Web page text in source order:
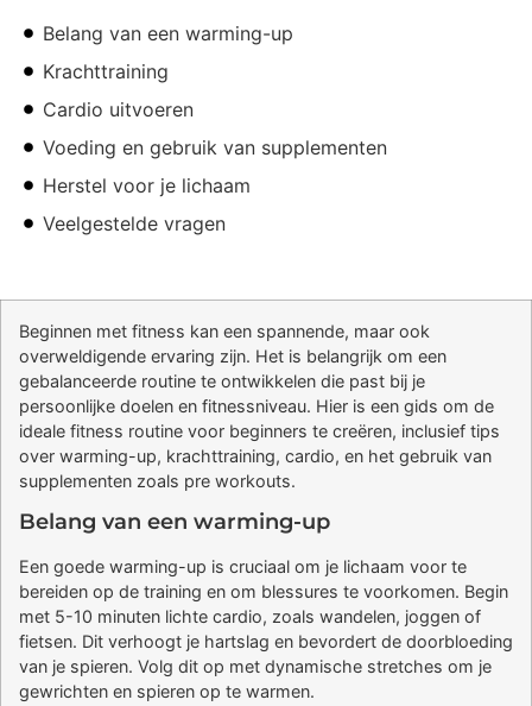
Belang van een warming-up
Krachttraining
Cardio uitvoeren
Voeding en gebruik van supplementen
Herstel voor je lichaam
Veelgestelde vragen
Beginnen met fitness kan een spannende, maar ook
overweldigende ervaring zijn. Het is belangrijk om een
gebalanceerde routine te ontwikkelen die past bij je
persoonlijke doelen en fitnessniveau. Hier is een gids om de
ideale fitness routine voor beginners te creëren, inclusief tips
over warming-up, krachttraining, cardio, en het gebruik van
supplementen zoals pre workouts.
Belang van een warming-up
Een goede warming-up is cruciaal om je lichaam voor te
bereiden op de training en om blessures te voorkomen. Begin
met 5-10 minuten lichte cardio, zoals wandelen, joggen of
fietsen. Dit verhoogt je hartslag en bevordert de doorbloeding
van je spieren. Volg dit op met dynamische stretches om je
gewrichten en spieren op te warmen.